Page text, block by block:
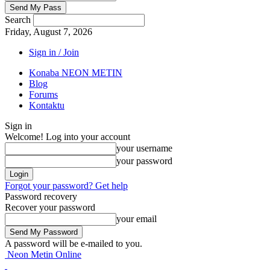
Search
Friday, August 7, 2026
Sign in / Join
Konaba NEON METIN
Blog
Forums
Kontaktu
Sign in
Welcome! Log into your account
your username
your password
Forgot your password? Get help
Password recovery
Recover your password
your email
A password will be e-mailed to you.
Neon Metin Online